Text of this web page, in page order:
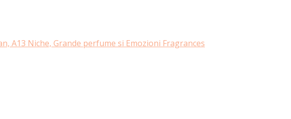
A13 Niche, Grande perfume si Emozioni Fragrances